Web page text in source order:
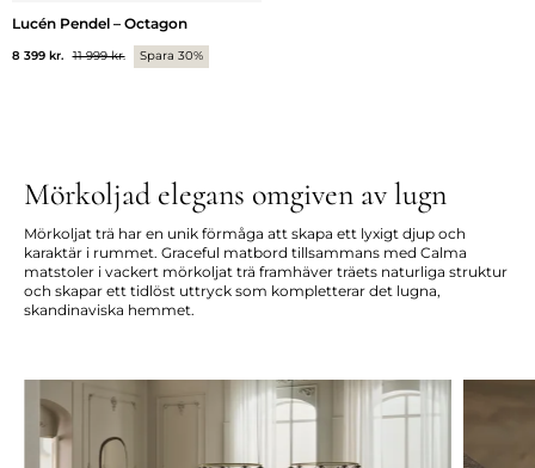
Lucén Pendel – Octagon
8 399 kr. 11 999 kr. Spara 30%
Mörkoljad elegans omgiven av lugn
Mörkoljat trä har en unik förmåga att skapa ett lyxigt djup och
karaktär i rummet. Graceful matbord tillsammans med Calma
matstoler i vackert mörkoljat trä framhäver träets naturliga struktur
och skapar ett tidlöst uttryck som kompletterar det lugna,
skandinaviska hemmet.